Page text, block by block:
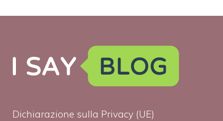
Dichiarazione sulla Privacy (UE)